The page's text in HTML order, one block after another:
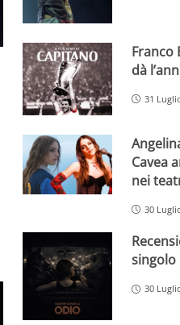
Franco
dà
31
Cavea
nei
30
singolo
30